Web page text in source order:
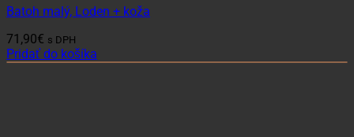
Batoh malý, Loden + koža
71,90€ s DPH
Pridať do košíka